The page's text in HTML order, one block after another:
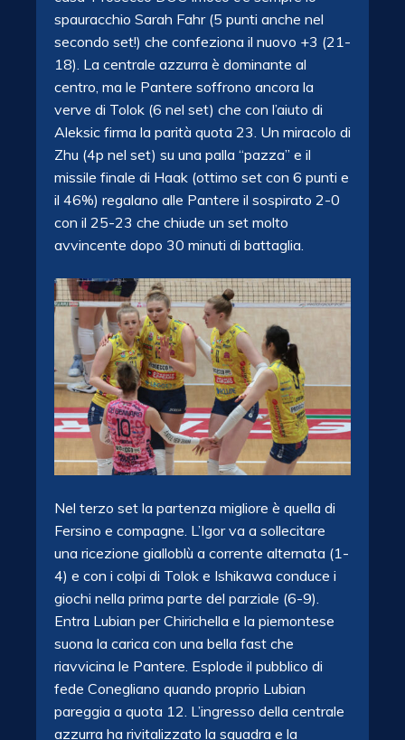
spauracchio Sarah Fahr (5 punti anche nel
secondo set!) che confeziona il nuovo +3 (21-
18). La centrale azzurra è dominante al
centro, ma le Pantere soffrono ancora la
verve di Tolok (6 nel set) che con l’aiuto di
Aleksic firma la parità quota 23. Un miracolo di
Zhu (4p nel set) su una palla “pazza” e il
missile finale di Haak (ottimo set con 6 punti e
il 46%) regalano alle Pantere il sospirato 2-0
con il 25-23 che chiude un set molto
avvincente dopo 30 minuti di battaglia.
Nel terzo set la partenza migliore è quella di
Fersino e compagne. L’Igor va a sollecitare
una ricezione gialloblù a corrente alternata (1-
4) e con i colpi di Tolok e Ishikawa conduce i
giochi nella prima parte del parziale (6-9).
Entra Lubian per Chirichella e la piemontese
suona la carica con una bella fast che
riavvicina le Pantere. Esplode il pubblico di
fede Conegliano quando proprio Lubian
pareggia a quota 12. L’ingresso della centrale
azzurra ha rivitalizzato la squadra e la